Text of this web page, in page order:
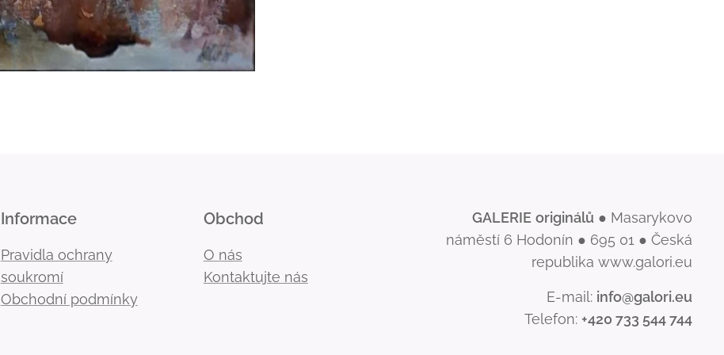
Informace
Pravidla ochrany
soukromí
Obchodní podmínky
Obchod
O nás
Kontaktujte nás
GALERIE originálů ● Masarykovo
náměstí 6 Hodonín ● 695 01 ● Česká
republika www.galori.eu
E-mail: info@galori.eu
Telefon: +420 733 544 744